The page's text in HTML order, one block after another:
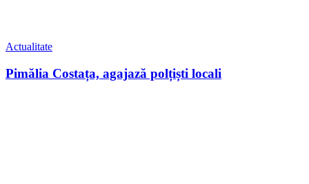
Actualitate
Pimălia Costața, agajază polțiști locali